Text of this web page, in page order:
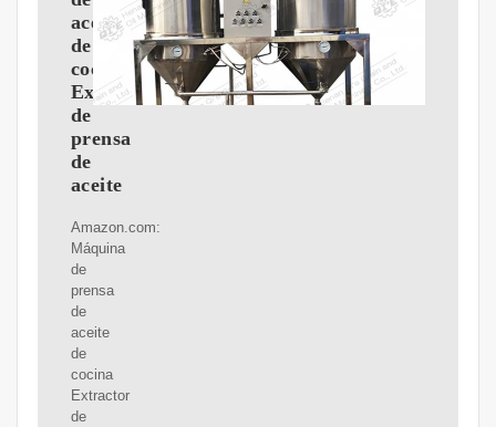
aceite
de
cocina
Extractor
de
prensa
de
aceite
Amazon.com:
Máquina
de
prensa
de
aceite
de
cocina
Extractor
de